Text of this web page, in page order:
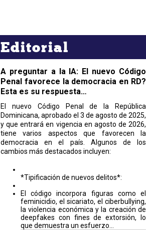
Editorial
A preguntar a la IA: El nuevo Código
Penal favorece la democracia en RD?
Esta es su respuesta…
El nuevo Código Penal de la República
Dominicana, aprobado el 3 de agosto de 2025,
y que entrará en vigencia en agosto de 2026,
tiene varios aspectos que favorecen la
democracia en el país. Algunos de los
cambios más destacados incluyen:
*Tipificación de nuevos delitos*:
El código incorpora figuras como el
feminicidio, el sicariato, el ciberbullying,
la violencia económica y la creación de
deepfakes con fines de extorsión, lo
que demuestra un esfuerzo...